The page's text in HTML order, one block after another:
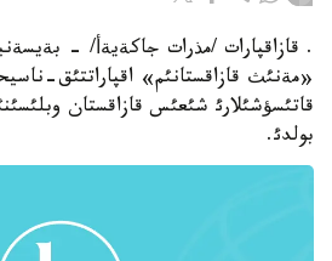
«مةنئث قازاقستانئم» اقپاراتتئق-
قاتئسؤشئلارئ شئعئس قازاقستان
بولدئ.